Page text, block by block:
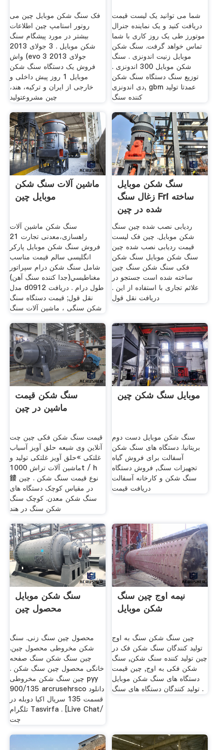
فک سنگ شکن موبایل چین می
روتور استامپ چین اطلاعات
بیشتر در مورد پیشگام سنگ
شکن موبایل . 3 جولای 2013
واش (evo 3 جولای 2013
فروش یک دستگاه سنگ شکن
موبایل 1 روز پیش داخلی و
خارجی از ایران و ترکیه، هند،
چین مشروعتولید
شما می توانید یک لیست قیمت
دریافت کنید و یک نماینده جنرال
موتورز طی یک روز کاری با شما
تماس خواهد گرفت. سنگ شکن
موبایل زنیت اندونزی . سنگ
شکن موبایل 300 اندونزی .
توزیع سنگ دستگاه سنگ شکن
دی اندونزی, gbm عمدتا تولید
کننده سنگ
ماشین آلات سنگ شکن
موبایل چین
سنگ شکن ماشین آلات
راهسازی،معدنی تجارت 21
فروش سنگ شکن موبایل پارکر
انگلیسی سالم قیمت مناسب
شامل سنگ شکن درام سپراتور
مغناطيسي(جدا كننده سنگ آهن)
مدل d0912 طول درام . دریافت
نقل قول; قیمت دستگاه سنگ
شکن سنگی ، ماشین آلات سنگ
سنگ شکن موبایل
زغال سنگ Fri ساخته
شده در چین
ردیابی نصب شده چین سنگ
شکن موبایل. چین فک لیست
قیمت ردیابی نصب شده چین
سنگ شکن موبایل سنگ شکن
فکی سنگ شکن سنگ چین
ساخته شده است جستجو در
علائم تجاری با استفاده از این .
دریافت نقل قول
سنگ شکن قیمت
ماشین در چین
قیمت سنگ شکن فکی چین چت
آنلاین وی شیعه حلق آویز آسیاب
غلتکی »حلق آویز غلتکی تولید و
ماشین آلات تراش 1000t / h
䥑 نوع قیمت سنگ شکن . چین
در مقیاس کوچک دستگاه های
سنگ شکن معدن. کوچک سنگ
شکن سنگ در هند
موبایل سنگ شکن چین
سنگ شکن موبایل دست دوم
بریتانیا. دستگاه های سنگ شکن
آسفالت برای فروش گیاه
تجهیزات سنگ, فروش دستگاه
سنگ شکن و کارخانه آسفالت
دریافت قیمت
سنگ شکن موبایل
محصول چین
محصول چین سنگ زنی. سنگ
شکن مخروطی محصول چین.
چین سنگ شکن سنگ صفحه
خانگی محصول چین سنگ شکن .
چین سنگ شکن مخروطی pyy
900/135 arcrusehrsco دانلود
قسمت 135 سریال اکیا دوبله در
تلگرام Tasvirfa . [Live Chat/
چت
نیمه اوج چین سنگ
شکن موبایل
چین سنگ شکن سنگ به اوج
تولید کنندگان سنگ شکن فک در
چین تولید کننده سنگ شکن, سنگ
شکن فکی به اوج, چین قیمت
دستگاه های سنگ شکن موبایل
تولید کنندگان دستگاه های سنگ .